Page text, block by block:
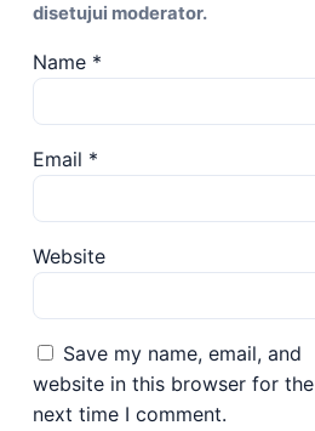
disetujui moderator.
Name *
Email *
Website
Save my name, email, and
website in this browser for the
next time I comment.